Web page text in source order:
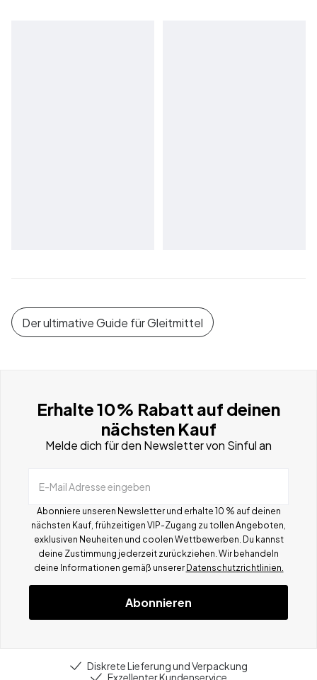
Der ultimative Guide für Gleitmittel
Erhalte 10% Rabatt auf deinen
nächsten Kauf
Melde dich für den Newsletter von Sinful an
E-Mail Adresse eingeben
Abonniere unseren Newsletter und erhalte 10 % auf deinen
nächsten Kauf, frühzeitigen VIP-Zugang zu tollen Angeboten,
exklusiven Neuheiten und coolen Wettbewerben. Du kannst
deine Zustimmung jederzeit zurückziehen. Wir behandeln
deine Informationen gemäß unserer Datenschutzrichtlinien.
Abonnieren
Diskrete Lieferung und Verpackung
Exzellenter Kundenservice